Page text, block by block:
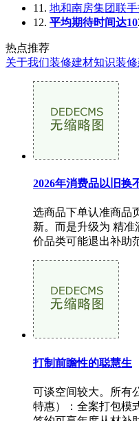
11. 地和南房集团联
12. 平均期待时间达10
热点推荐
关于我们装修建材知识装
2026年消费品以旧换
选商品下单认准商品
新。而是升级为 精
价品类可能退出补助
打制前瞻性的聪慧生
可谈空间较大。所有
特惠）：全案打包模